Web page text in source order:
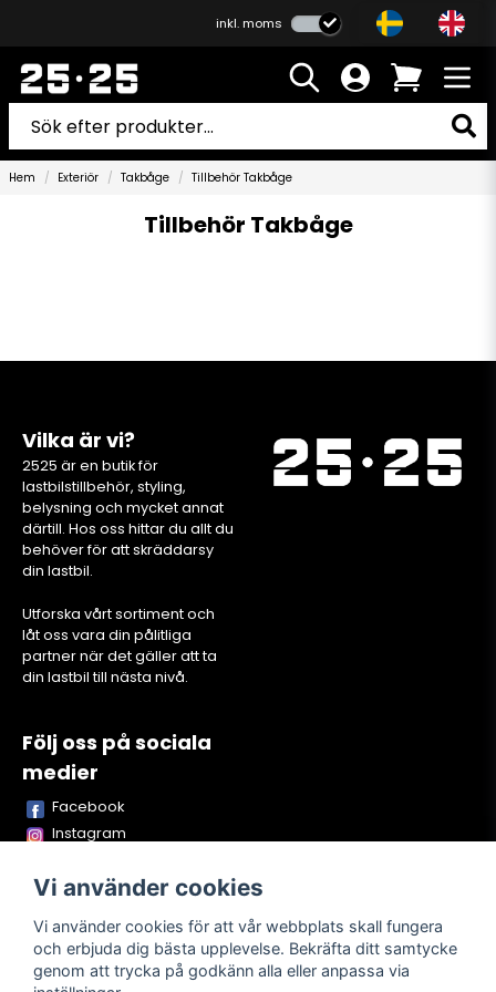
inkl. moms
Hem Exteriör Takbåge Tillbehör Takbåge
Tillbehör Takbåge
Vilka är vi?
2525 är en butik för
lastbilstillbehör, styling,
belysning och mycket annat
därtill. Hos oss hittar du allt du
behöver för att skräddarsy
din lastbil.
Utforska vårt sortiment och
låt oss vara din pålitliga
partner när det gäller att ta
din lastbil till nästa nivå.
Följ oss på sociala
medier
Facebook
Instagram
TikTok
Vi använder cookies
Vi använder cookies för att vår webbplats skall fungera
och erbjuda dig bästa upplevelse. Bekräfta ditt samtycke
genom att trycka på godkänn alla eller anpassa via